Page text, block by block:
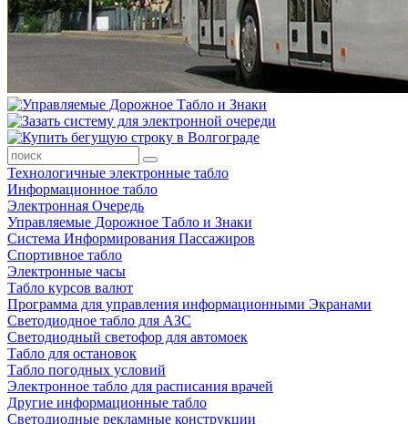
Технологичные электронные табло
Информационное табло
Электронная Очередь
Управляемые Дорожное Табло и Знаки
Система Информирования Пассажиров
Спортивное табло
Электронные часы
Табло курсов валют
Программа для управления информационными Экранами
Светодиодное табло для АЗС
Светодиодный светофор для автомоек
Табло для остановок
Табло погодных условий
Электронное табло для расписания врачей
Другие информационные табло
Светодиодные рекламные конструкции